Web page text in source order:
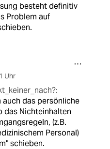
besteht definitiv
Problem auf
Uhr
auch das persönliche
das Nichteinhalten
(z.B.
Personal)
schieben.